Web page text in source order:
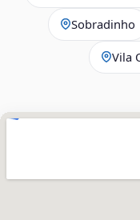
Sobradinho
Vila